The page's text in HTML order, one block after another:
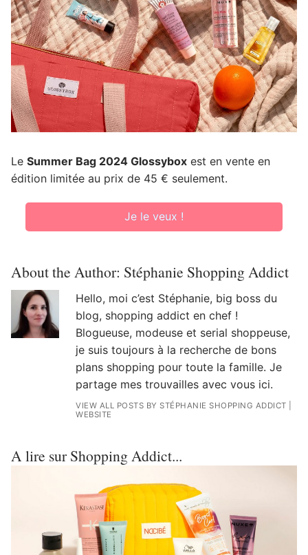
Le Summer Bag 2024 Glossybox est en vente en
édition limitée au prix de 45 € seulement.
Je le veux !
About the Author: Stéphanie Shopping Addict
Hello, moi c’est Stéphanie, big boss du
blog, shopping addict en chef !
Blogueuse, modeuse et serial shoppeuse,
je suis toujours à la recherche de bons
plans shopping pour toute la famille. Je
partage mes trouvailles avec vous ici.
VIEW ALL POSTS BY STÉPHANIE SHOPPING ADDICT
WEBSITE
A lire sur Shopping Addict...